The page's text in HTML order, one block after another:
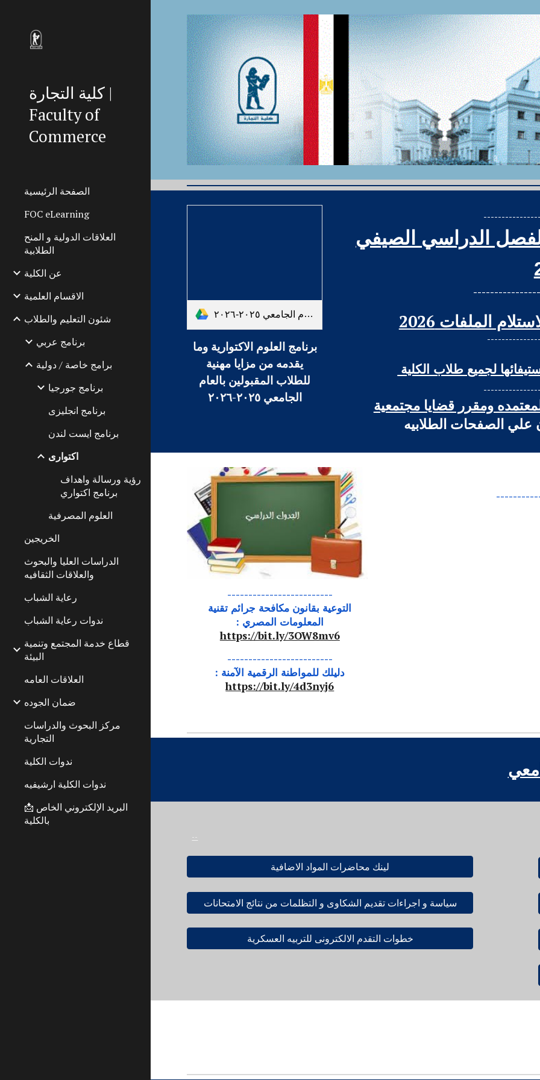
Skip to main content Skip to
كلية التجارة |
Faculty of
Commerce
الصفحة الرئيسية
FOC eLearning
العلاقات الدولية و المنح
الطلابية
عن الكلية
الاقسام العلمية
شئون التعليم والطلاب
برنامج عربي
برامج خاصة / دولية
برنامج جورجيا
برنامج انجليزى
برنامج ايست لندن
اكتوارى
رؤية ورسالة واهداف
برنامج اكتواري
العلوم المصرفية
الخريجين
الدراسات العليا والبحوث
والعلاقات الثقافيه
رعاية الشباب
ندوات رعاية الشباب
قطاع خدمة المجتمع وتنمية
البيئة
العلاقات العامه
ضمان الجوده
مركز البحوث والدراسات
التجارية
ندوات الكلية
ندوات الكلية ارشيفيه
📩 البريد الإلكتروني الخاص
بالكلية
برنامج العلوم الاكتوارية وما
يقدمه من مزايا مهنية
للطلاب المقبولين بالعام
الجامعي ٢٠٢٥-٢٠٢٦
الدراسي الصيفي
الملفات 2026
لجميع طلاب الكلية
ومقرر قضايا مجتمعية
علي الصفحات الطلابيه
-------------------------
التوعية بقانون مكافحة جرائم تقنية
المعلومات المصري :
https://bit.ly/3OW8mv6
-------------------------
دليلك للمواطنة الرقمية الآمنة :
https://bit.ly/4d3nyj6
--
لينك محاضرات المواد الاضافية
سياسة و اجراءات تقديم الشكاوى و التظلمات من نتائج الامتحانات
خطوات التقدم الالكترونى للتربيه العسكرية